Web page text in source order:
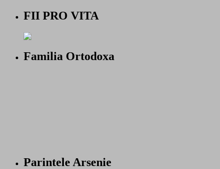
FII PRO VITA
Familia Ortodoxa
Parintele Arsenie